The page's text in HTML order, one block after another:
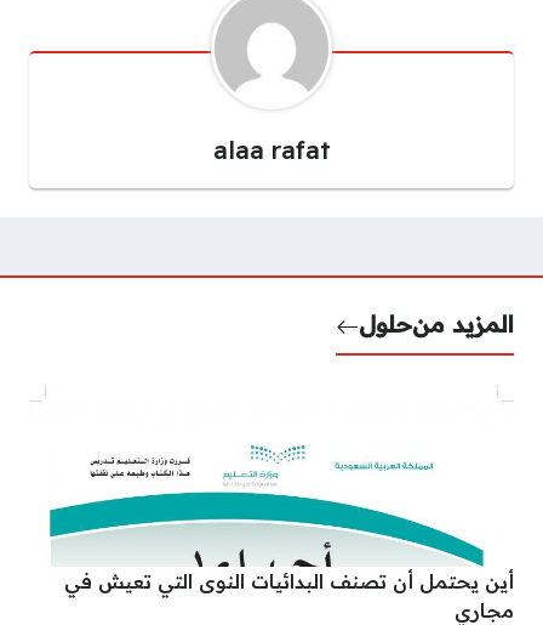
alaa rafat
المزيد منحلول
أين يحتمل أن تصنف البدائيات النوى التي تعيش في
مجاري